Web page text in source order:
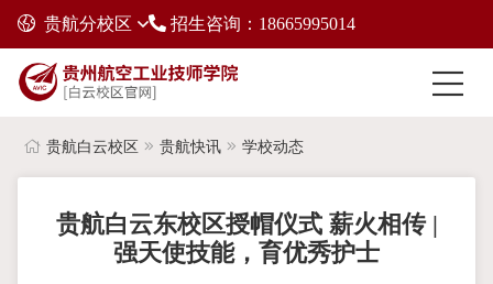
贵航分校区 招生咨询：18665995014
贵航白云校区 贵航快讯 学校动态
贵航白云东校区授帽仪式 薪火相传 |
强天使技能，育优秀护士